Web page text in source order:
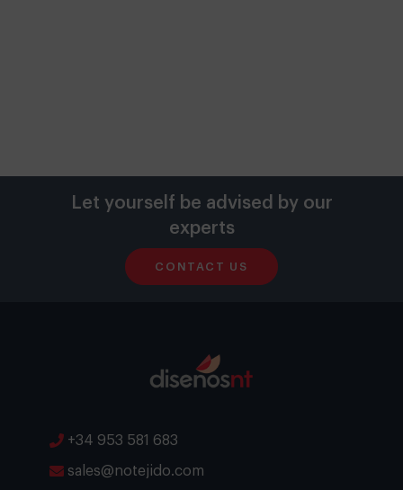
Let yourself be advised by our
experts
CONTACT US
+34 953 581 683
sales@notejido.com